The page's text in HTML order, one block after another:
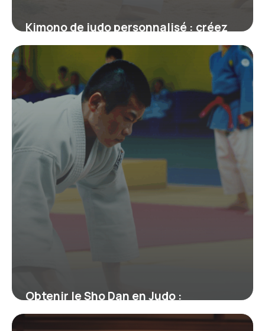
Kimono de judo personnalisé : créez
un judogi unique à votre image
19 juin 2026
Obtenir le Sho Dan en Judo :
Signification, Parcours et Enjeux